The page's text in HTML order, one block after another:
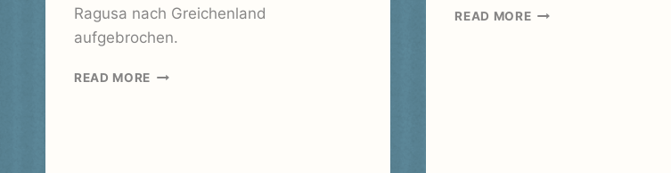
Ragusa nach Greichenland
aufgebrochen.
READ MORE VON
READ MOREWINTERLAGER